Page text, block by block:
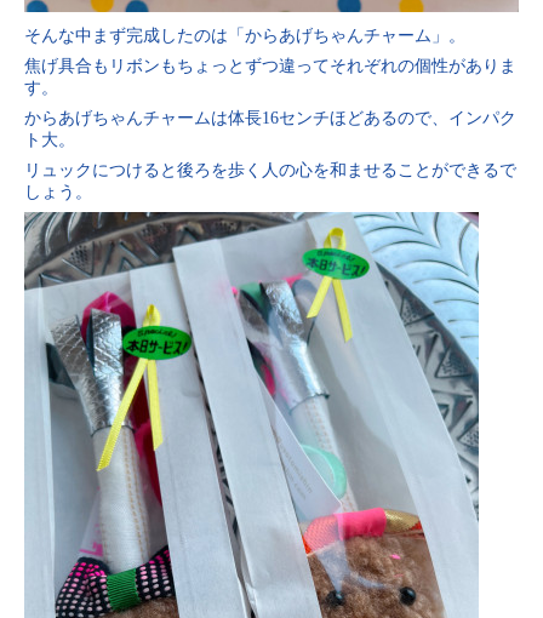
そんな中まず完成したのは「からあげちゃんチャーム」。
焦げ具合もリボンもちょっとずつ違ってそれぞれの個性がありま
す。
からあげちゃんチャームは体長16センチほどあるので、インパク
ト大。
リュックにつけると後ろを歩く人の心を和ませることができるで
しょう。